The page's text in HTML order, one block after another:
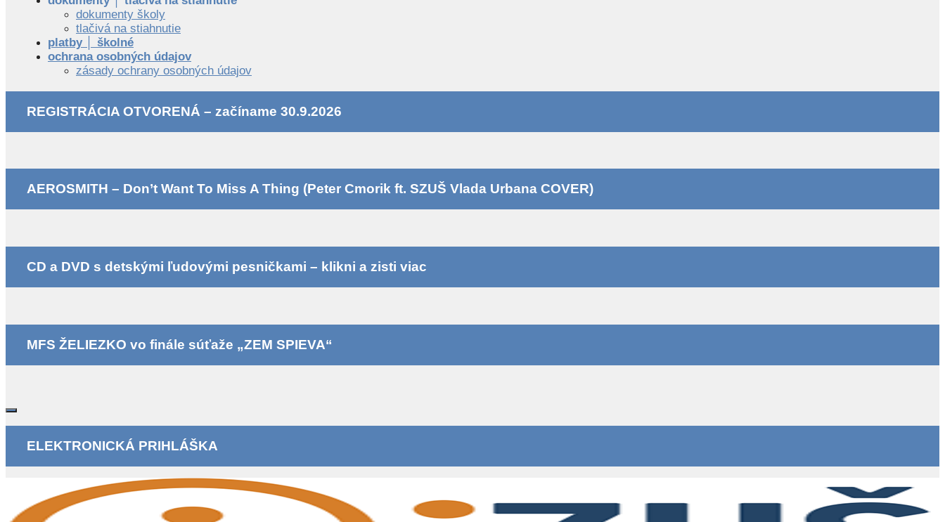
dokumenty školy
tlačivá na stiahnutie
platby │ školné
ochrana osobných údajov
zásady ochrany osobných údajov
REGISTRÁCIA OTVORENÁ – začíname 30.9.2026
AEROSMITH – Don’t Want To Miss A Thing (Peter Cmorik ft. SZUŠ Vlada Urbana COVER)
CD a DVD s detskými ľudovými pesničkami – klikni a zisti viac
MFS ŽELIEZKO vo finále súťaže „ZEM SPIEVA“
ELEKTRONICKÁ PRIHLÁŠKA